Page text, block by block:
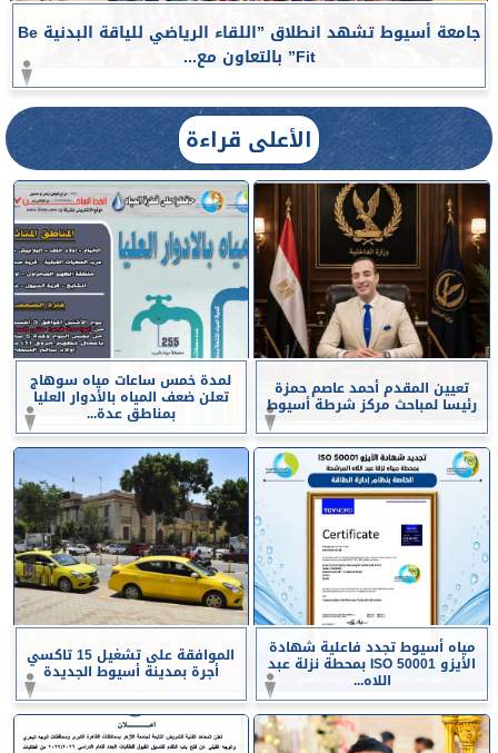
جامعة أسيوط تشهد انطلاق ”اللقاء الرياضي للياقة البدنية Be
Fit” بالتعاون مع...
الأعلى قراءة
تعيين المقدم أحمد عاصم حمزة
رئيسا لمباحث مركز شرطة أسيوط
لمدة خمس ساعات مياه سوهاج
تعلن ضعف المياه بالأدوار العليا
بمناطق عدة...
مياه أسيوط تجدد فاعلية شهادة
الأيزو ISO 50001 بمحطة نزلة عبد
اللاه...
الموافقة على تشغيل 15 تاكسي
أجرة بمدينة أسيوط الجديدة